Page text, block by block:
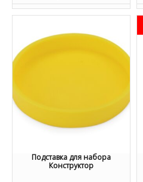
Подставка для набора
Конструктор